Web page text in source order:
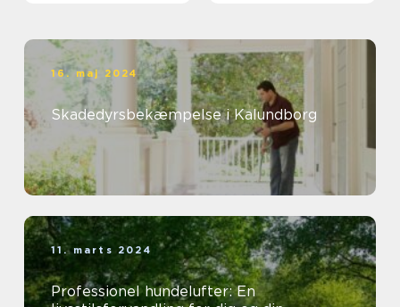
16. maj 2024
Skadedyrsbekæmpelse i Kalundborg
11. marts 2024
Professionel hundelufter: En